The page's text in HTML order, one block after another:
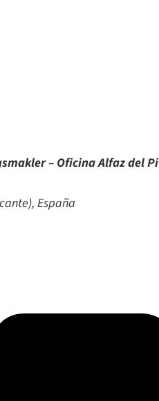
– Oficina Alfaz del Pi
España